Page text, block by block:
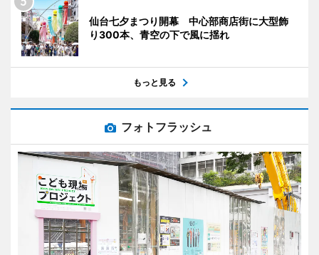
仙台七夕まつり開幕 中心部商店街に大型飾
り300本、青空の下で風に揺れ
もっと見る
フォトフラッシュ